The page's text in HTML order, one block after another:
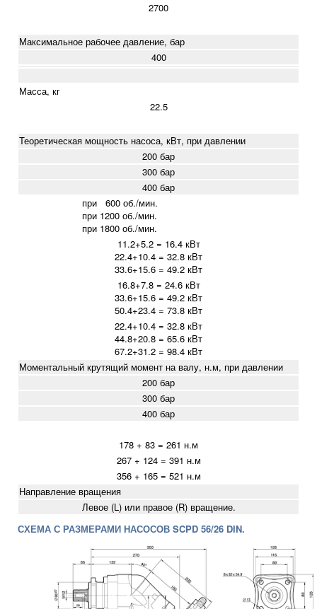
2700
Максимальное рабочее давление, бар
400
Масса, кг
22.5
Теоретическая мощность насоса, кВт, при давлении
200 бар
300 бар
400 бар
при 600 об./мин.
при 1200 об./мин.
при 1800 об./мин.
11.2+5.2 = 16.4 кВт
22.4+10.4 = 32.8 кВт
33.6+15.6 = 49.2 кВт
16.8+7.8 = 24.6 кВт
33.6+15.6 = 49.2 кВт
50.4+23.4 = 73.8 кВт
22.4+10.4 = 32.8 кВт
44.8+20.8 = 65.6 кВт
67.2+31.2 = 98.4 кВт
Моментальный крутящий момент на валу, н.м, при давлении
200 бар
300 бар
400 бар
178 + 83 = 261 н.м
267 + 124 = 391 н.м
356 + 165 = 521 н.м
Направление вращения
Левое (L) или правое (R) вращение.
СХЕМА С РАЗМЕРАМИ НАСОСОВ SCPD 56/26 DIN.